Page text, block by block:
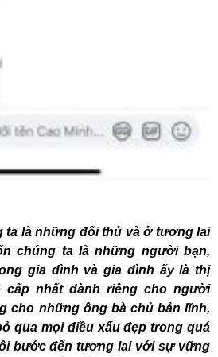
ta là những đối thủ và ở tương lai
chúng ta là những người bạn,
gia đình và gia đình ấy là thị
nhất dành riêng cho người
cho những ông bà chủ bản lĩnh,
qua mọi điều xấu đẹp trong quá
bước đến tương lai với sự vững